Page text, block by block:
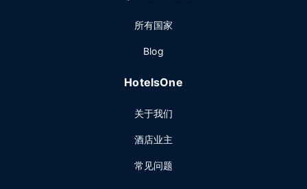
所有国家
Blog
HotelsOne
关于我们
酒店业主
常见问题